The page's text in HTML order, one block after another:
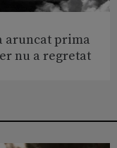
aruncat prima
nu a regretat